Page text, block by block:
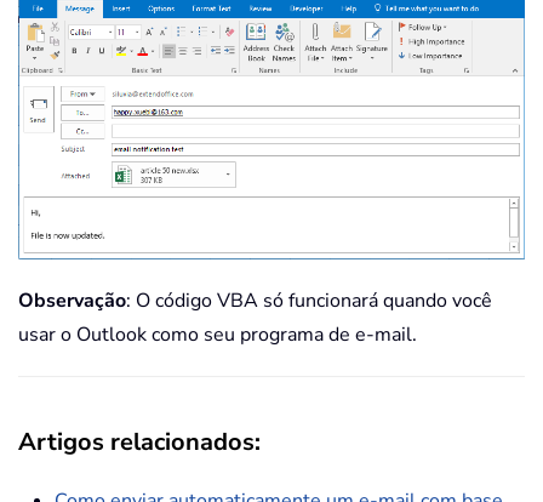
Observação: O código VBA só funcionará quando você
usar o Outlook como seu programa de e-mail.
Artigos relacionados: